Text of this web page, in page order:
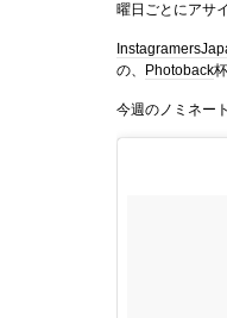
曜日ごとにアサ
の、
Photoback
今週のノミネー